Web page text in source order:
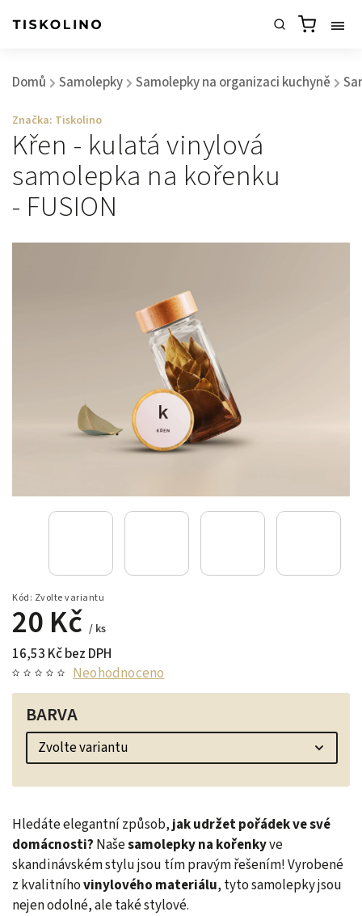
Domů / Samolepky / Samolepky na organizaci kuchyně /
Křen - kulatá vinylová
samolepka na kořenku
- FUSION
Kód: Zvolte variantu
20 Kč / ks
16,53 Kč bez DPH
Neohodnoceno
Hledáte elegantní způsob,jak udržet pořádek ve své
domácnosti? Našesamolepky na kořenkyve
skandinávském stylu jsou tím pravým řešením! Vyrobené
z kvalitníhovinylového materiálu, tyto samolepky jsou
nejen odolné, ale také stylové.
Značka: Tiskolino
BARVA